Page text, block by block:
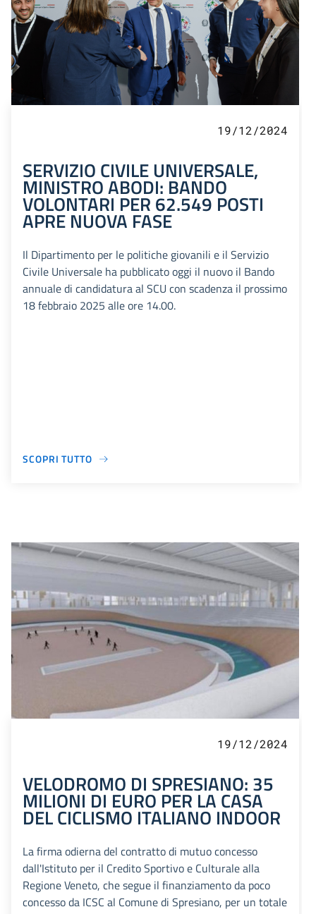
19/12/2024
SERVIZIO CIVILE UNIVERSALE,
MINISTRO ABODI: BANDO
VOLONTARI PER 62.549 POSTI
APRE NUOVA FASE
Il Dipartimento per le politiche giovanili e il Servizio
Civile Universale ha pubblicato oggi il nuovo il Bando
annuale di candidatura al SCU con scadenza il prossimo
18 febbraio 2025 alle ore 14.00.
SCOPRI TUTTO
19/12/2024
VELODROMO DI SPRESIANO: 35
MILIONI DI EURO PER LA CASA
DEL CICLISMO ITALIANO INDOOR
La firma odierna del contratto di mutuo concesso
dall'Istituto per il Credito Sportivo e Culturale alla
Regione Veneto, che segue il finanziamento da poco
concesso da ICSC al Comune di Spresiano, per un totale